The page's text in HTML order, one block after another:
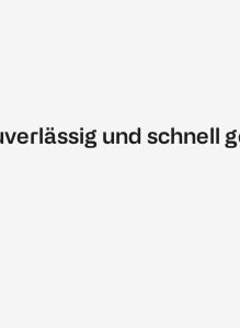
und schnell